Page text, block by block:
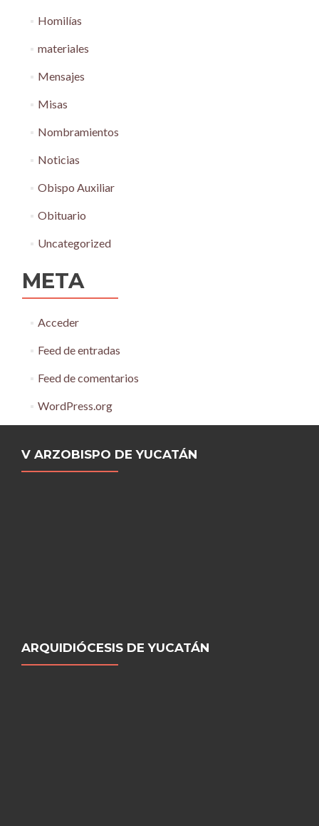
Homilías
materiales
Mensajes
Misas
Nombramientos
Noticias
Obispo Auxiliar
Obituario
Uncategorized
META
Acceder
Feed de entradas
Feed de comentarios
WordPress.org
V ARZOBISPO DE YUCATÁN
ARQUIDIÓCESIS DE YUCATÁN